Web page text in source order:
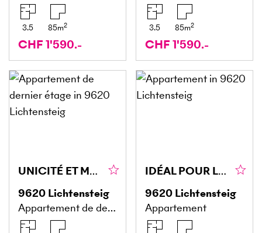
3.5 85m2
CHF 1'590.-
3.5 85m2
CHF 1'590.-
UNICITÉ ET MODERNITÉ RÉUNIES
9620 Lichtensteig
Appartement de dernier étage
IDÉAL POUR LES PERSONNES SEULES
9620 Lichtensteig
Appartement